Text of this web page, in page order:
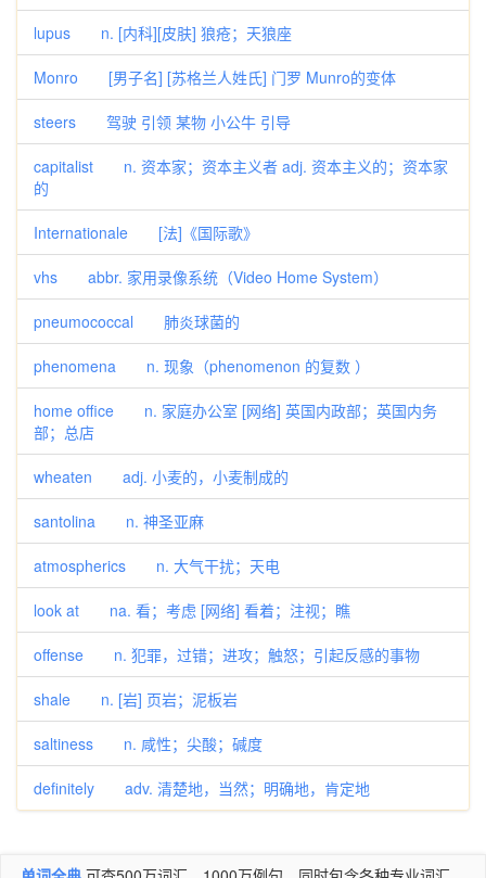
lupus n. [内科][皮肤] 狼疮；天狼座
Monro [男子名] [苏格兰人姓氏] 门罗 Munro的变体
steers 驾驶 引领 某物 小公牛 引导
capitalist n. 资本家；资本主义者 adj. 资本主义的；资本家
的
Internationale [法]《国际歌》
vhs abbr. 家用录像系统（Video Home System）
pneumococcal 肺炎球菌的
phenomena n. 现象（phenomenon 的复数 ）
home office n. 家庭办公室 [网络] 英国内政部；英国内务
部；总店
wheaten adj. 小麦的，小麦制成的
santolina n. 神圣亚麻
atmospherics n. 大气干扰；天电
look at na. 看；考虑 [网络] 看着；注视；瞧
offense n. 犯罪，过错；进攻；触怒；引起反感的事物
shale n. [岩] 页岩；泥板岩
saltiness n. 咸性；尖酸；碱度
definitely adv. 清楚地，当然；明确地，肯定地